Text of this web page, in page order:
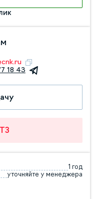
18 43
1 год
уточняйте у менеджера